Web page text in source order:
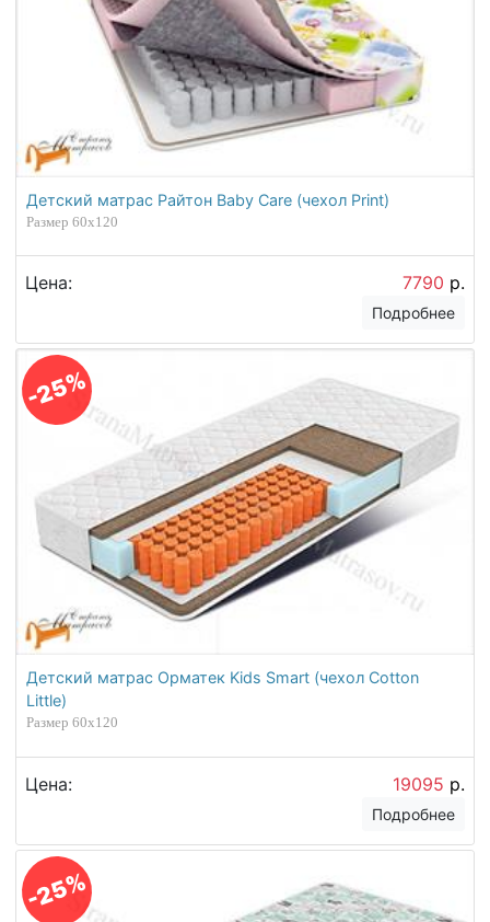
Детский матрас Райтон Baby Care (чехол Print)
Размер 60х120
Цена: 7790 р.
Подробнее
-25%
Детский матрас Орматек Kids Smart (чехол Cotton
Little)
Размер 60х120
Цена: 19095 р.
Подробнее
-25%